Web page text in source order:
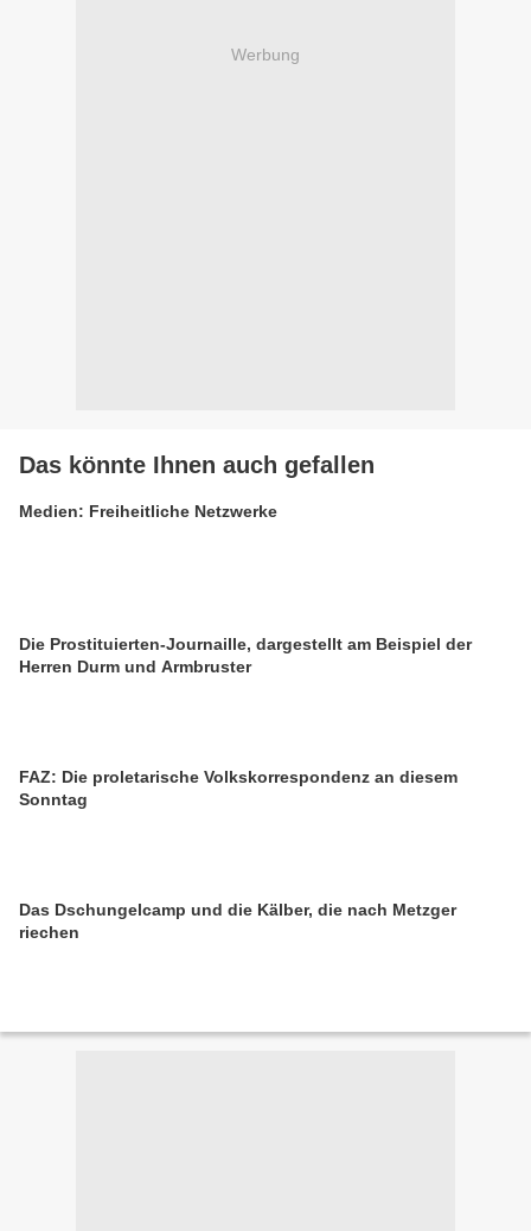
Werbung
Das könnte Ihnen auch gefallen
Medien: Freiheitliche Netzwerke
Die Prostituierten-Journaille, dargestellt am Beispiel der
Herren Durm und Armbruster
FAZ: Die proletarische Volkskorrespondenz an diesem
Sonntag
Das Dschungelcamp und die Kälber, die nach Metzger
riechen